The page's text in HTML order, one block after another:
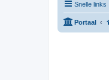
Snelle links
Portaal